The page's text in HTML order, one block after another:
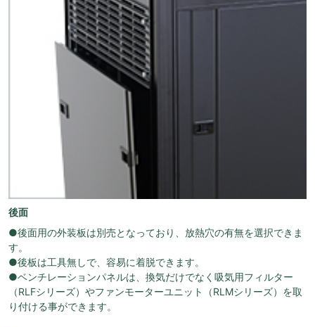
後面
●後面用の外装板は別売となっており、放熱穴の有無を選択できま
す。
●後板は工具無しで、容易に着脱できます。
●ベンチレーションパネルは、換気だけでなく吸気用フィルター
（RLFシリーズ）やファンモーターユニット（RLMシリーズ）を取
り付ける事ができます。